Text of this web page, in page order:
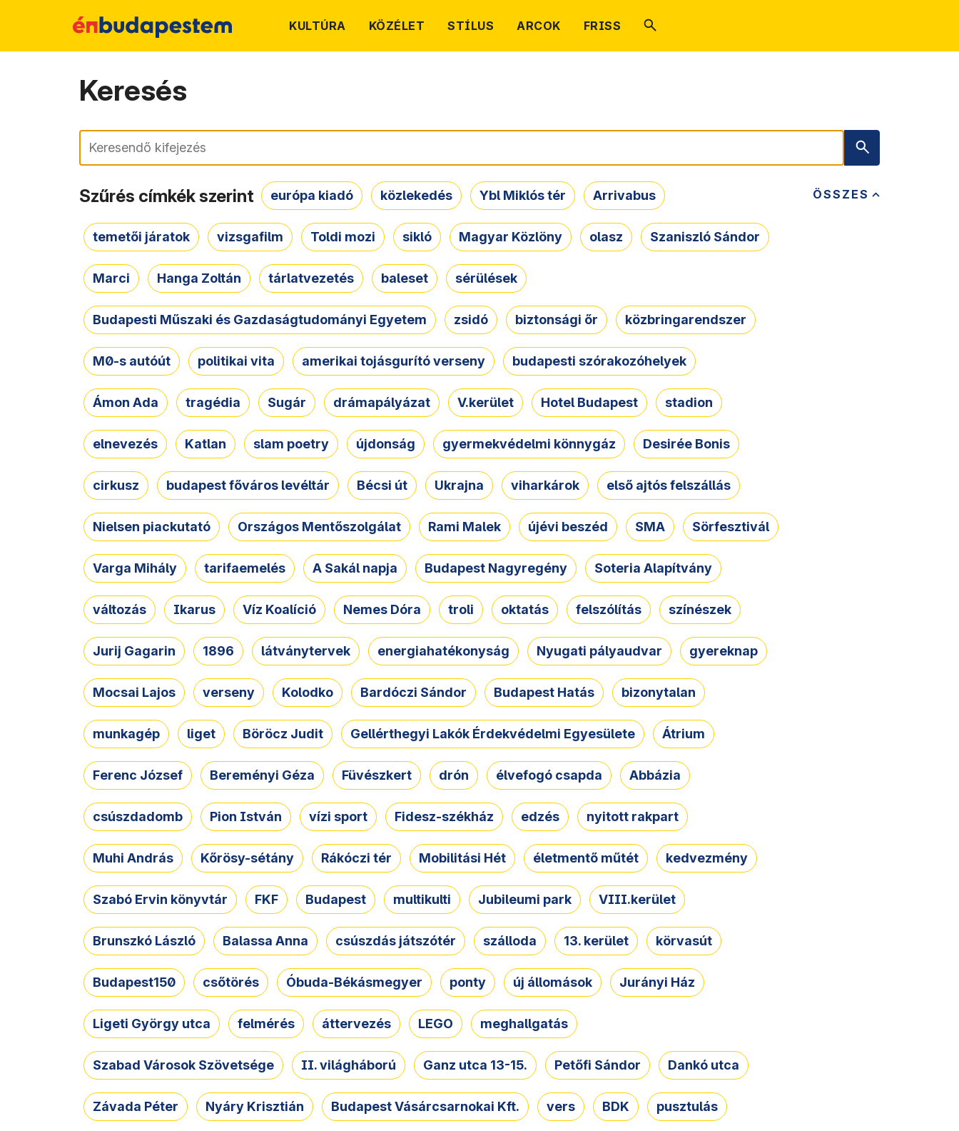
KULTÚRA KÖZÉLET STÍLUS ARCOK FRISS
Keresés
Keresés
ÖSSZES
Szűrés címkék szerint európa kiadó közlekedés Ybl Miklós tér Arrivabus
temetői járatok vizsgafilm Toldi mozi sikló Magyar Közlöny olasz Szaniszló Sándor
Marci Hanga Zoltán tárlatvezetés baleset sérülések
Budapesti Műszaki és Gazdaságtudományi Egyetem zsidó biztonsági őr közbringarendszer
M0-s autóút politikai vita amerikai tojásgurító verseny budapesti szórakozóhelyek
Ámon Ada tragédia Sugár drámapályázat V.kerület Hotel Budapest stadion
elnevezés Katlan slam poetry újdonság gyermekvédelmi könnygáz Desirée Bonis
cirkusz budapest főváros levéltár Bécsi út Ukrajna viharkárok első ajtós felszállás
Nielsen piackutató Országos Mentőszolgálat Rami Malek újévi beszéd SMA Sörfesztivál
Varga Mihály tarifaemelés A Sakál napja Budapest Nagyregény Soteria Alapítvány
változás Ikarus Víz Koalíció Nemes Dóra troli oktatás felszólítás színészek
Jurij Gagarin 1896 látványtervek energiahatékonyság Nyugati pályaudvar gyereknap
Mocsai Lajos verseny Kolodko Bardóczi Sándor Budapest Hatás bizonytalan
munkagép liget Böröcz Judit Gellérthegyi Lakók Érdekvédelmi Egyesülete Átrium
Ferenc József Bereményi Géza Füvészkert drón élvefogó csapda Abbázia
csúszdadomb Pion István vízi sport Fidesz-székház edzés nyitott rakpart
Muhi András Kőrösy-sétány Rákóczi tér Mobilitási Hét életmentő műtét kedvezmény
Szabó Ervin könyvtár FKF Budapest multikulti Jubileumi park VIII.kerület
Brunszkó László Balassa Anna csúszdás játszótér szálloda 13. kerület körvasút
Budapest150 csőtörés Óbuda-Békásmegyer ponty új állomások Jurányi Ház
Ligeti György utca felmérés áttervezés LEGO meghallgatás
Szabad Városok Szövetsége II. világháború Ganz utca 13-15. Petőfi Sándor Dankó utca
Závada Péter Nyáry Krisztián Budapest Vásárcsarnokai Kft. vers BDK pusztulás